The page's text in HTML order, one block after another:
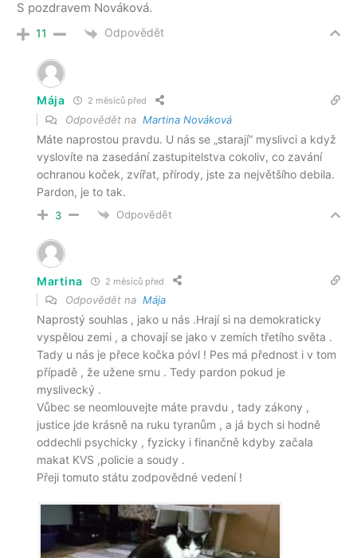
S pozdravem Nováková.
11 Odpovědět
Mája 2 měsíců před
Odpovědět na Martina Nováková
Máte naprostou pravdu. U nás se „starají“ myslivci a když
vyslovíte na zasedání zastupitelstva cokoliv, co zavání
ochranou koček, zvířat, přírody, jste za největšího debila.
Pardon, je to tak.
3 Odpovědět
Martina 2 měsíců před
Odpovědět na Mája
Naprostý souhlas , jako u nás .Hrají si na demokraticky
vyspělou zemi , a chovají se jako v zemích třetího světa .
Tady u nás je přece kočka póvl ! Pes má přednost i v tom
případě , že užene srnu . Tedy pardon pokud je
myslivecký .
Vůbec se neomlouvejte máte pravdu , tady zákony ,
justice jde krásně na ruku tyranům , a já bych si hodně
oddechli psychicky , fyzicky i finančně kdyby začala
makat KVS ,policie a soudy .
Přeji tomuto státu zodpovědné vedení !